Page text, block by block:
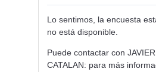
Lo sentimos, la encuesta
no está disponible.
Puede contactar con
CATALAN: para más